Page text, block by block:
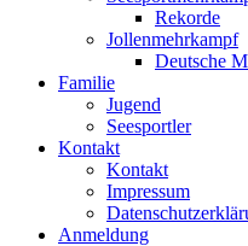
Rekorde
Jollenmehrkampf
Deutsche
Familie
Jugend
Seesportler
Kontakt
Kontakt
Impressum
Anmeldung